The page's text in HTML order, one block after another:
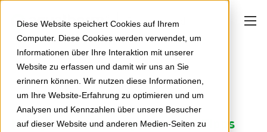
Diese Website speichert Cookies auf Ihrem
Computer. Diese Cookies werden verwendet, um
Informationen über Ihre Interaktion mit unserer
Website zu erfassen und damit wir uns an Sie
erinnern können. Wir nutzen diese Informationen,
um Ihre Website-Erfahrung zu optimieren und um
Analysen und Kennzahlen über unsere Besucher
auf dieser Website und anderen Medien-Seiten zu
Deutschland
Neuigkeiten, Hintergründe und Tipps